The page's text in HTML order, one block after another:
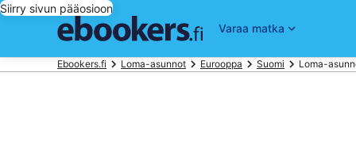
Siirry sivun pääosioon
Varaa matka
Ebookers.fi Loma-asunnot Eurooppa Suomi Loma-